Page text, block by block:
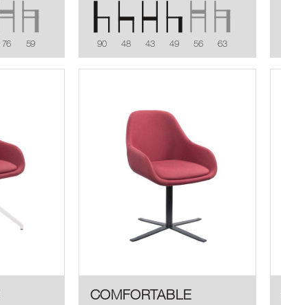
76 59 90 48 43 49 56 63
COMFORTABLE